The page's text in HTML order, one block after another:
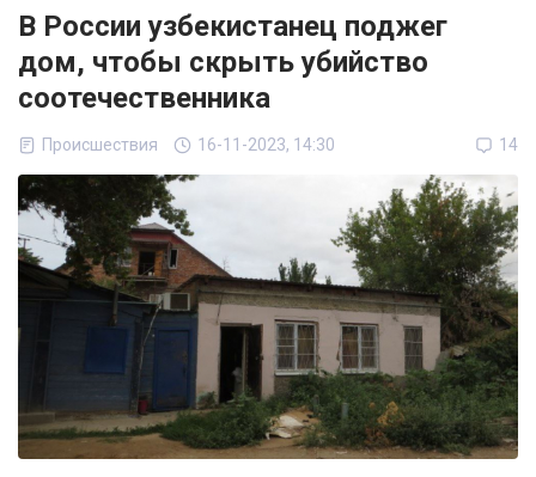
В России узбекистанец поджег
дом, чтобы скрыть убийство
соотечественника
Происшествия 16-11-2023, 14:30 14